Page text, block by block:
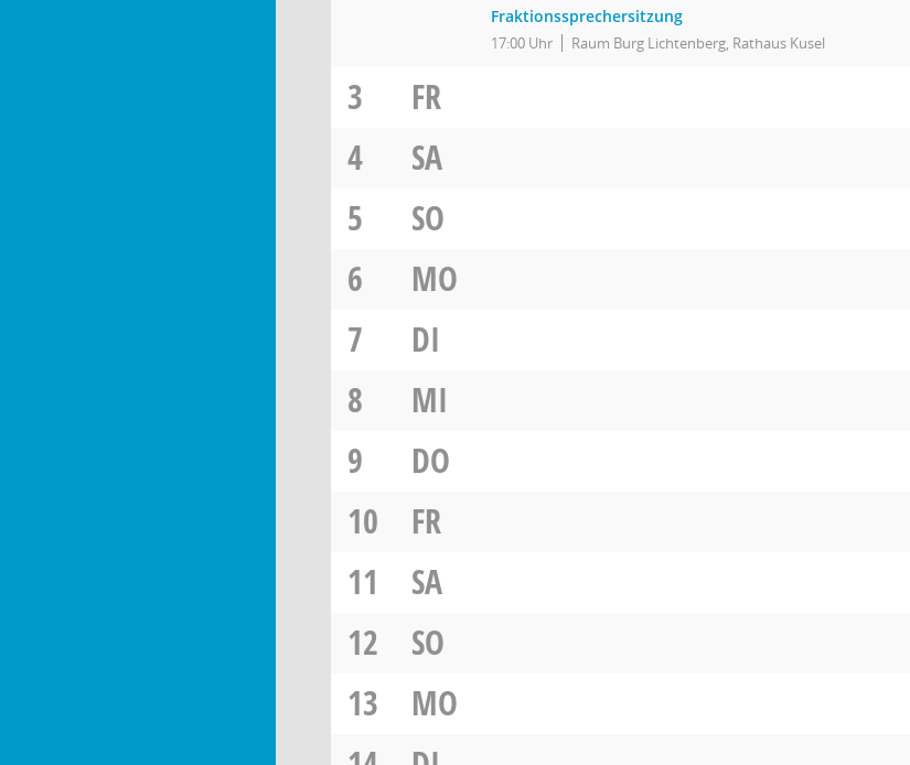
Fraktionssprechersitzung
17:00 Uhr Raum Burg Lichtenberg, Rathaus Kusel
3
FR
4
SA
5
SO
6
MO
7
DI
8
MI
9
DO
10
FR
11
SA
12
SO
13
MO